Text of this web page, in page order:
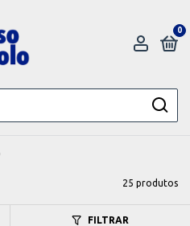
0
25 produtos
FILTRAR